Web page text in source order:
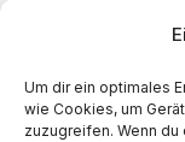
Um dir ein optimales
wie Cookies, um
zuzugreifen. Wenn
Meinen